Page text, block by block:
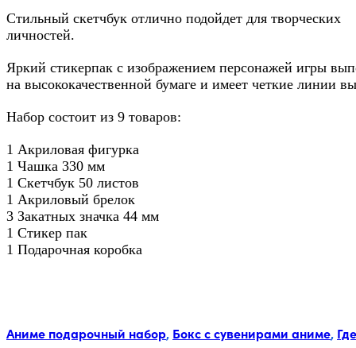
Стильный скетчбук отлично подойдет для творческих
личностей.
Яркий стикерпак с изображением персонажей игры
на высококачественной бумаге и имеет четкие линии
Набор состоит из 9 товаров:
1 Акриловая фигурка
1 Чашка 330 мм
1 Скетчбук 50 листов
1 Акриловый брелок
3 Закатных значка 44 мм
1 Стикер пак
1 Подарочная коробка
Аниме подарочный набор, Бокс с сувенирами аниме, Где